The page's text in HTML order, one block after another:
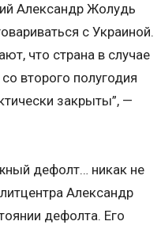
Александр Жолудь
с Украиной.
что страна в случае
второго полугодия
закрыты”, —
дефолт… никак не
Александр
дефолта. Его